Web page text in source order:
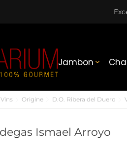
Jambon 
Vins Origine D.O. Ribera del Duero
Ismael Arroyo